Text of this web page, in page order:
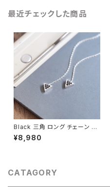
最近チェックした商品
Black 三角 ロング チェーン ピ
アス シルバー925
¥8,980
CATAGORY